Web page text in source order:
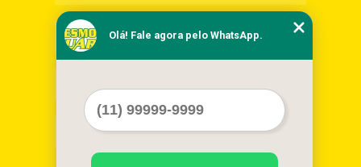
SERVIÇOS
MAPA DO SITE
Olá! Fale agora pelo WhatsApp.